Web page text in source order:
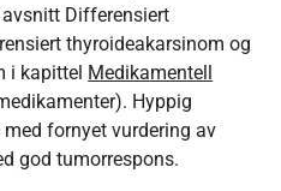
avsnitt Differensiert
thyroideakarsinom og
i kapittel Medikamentell
Hyppig
fornyet vurdering av
god tumorrespons.